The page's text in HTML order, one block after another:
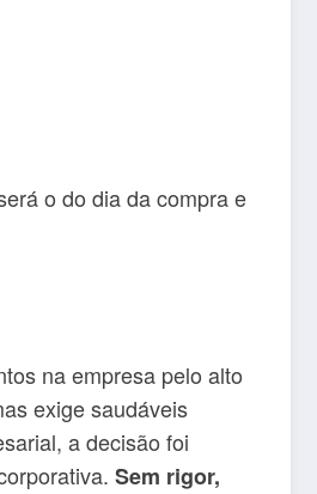
o do dia da compra e
na empresa pelo alto
exige saudáveis
a decisão foi
Sem rigor,